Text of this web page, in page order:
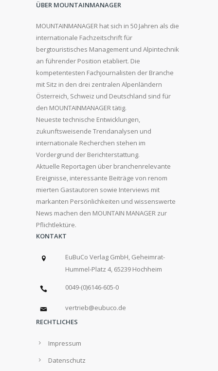
ÜBER MOUNTAINMANAGER
MOUNTAINMANAGER hat sich in 50 Jahren als die
internationale Fachzeitschrift für
bergtouristisches Management und Alpintechnik
an führender Position etabliert. Die
kompetentesten Fachjournalisten der Branche
mit Sitz in den drei zentralen Alpenländern
Österreich, Schweiz und Deutschland sind für
den MOUNTAINMANAGER tätig.
Neueste technische Entwicklungen,
zukunftsweisende Trendanalysen und
internationale Recherchen stehen im
Vordergrund der Berichterstattung.
Aktuelle Reportagen über branchenrelevante
Ereignisse, interessante Beiträge von renom
mierten Gastautoren sowie Interviews mit
markanten Persönlichkeiten und wissenswerte
News machen den MOUNTAIN MANAGER zur
Pflichtlektüre.
KONTAKT
EuBuCo Verlag GmbH, Geheimrat-
Hummel-Platz 4, 65239 Hochheim
0049-(0)6146-605-0
vertrieb@eubuco.de
RECHTLICHES
Impressum
Datenschutz